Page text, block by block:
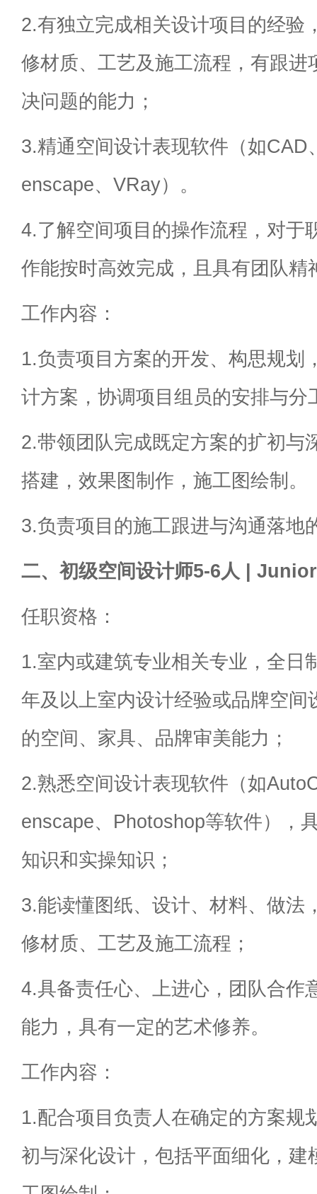
2.有独立完成相关设计项目的经验
修材质、工艺及施工流程，有跟进
决问题的能力；
3.精通空间设计表现软件（如CAD
enscape、VRay）。
4.了解空间项目的操作流程，对于
作能按时高效完成，且具有团队精
工作内容：
1.负责项目方案的开发、构思规划
计方案，协调项目组员的安排与分
2.带领团队完成既定方案的扩初与
搭建，效果图制作，施工图绘制。
3.负责项目的施工跟进与沟通落地
二、初级空间设计师5-6人 |
任职资格：
1.室内或建筑专业相关专业，全日
年及以上室内设计经验或品牌空间
的空间、家具、品牌审美能力；
2.熟悉空间设计表现软件（如
enscape、Photoshop等软件），
知识和实操知识；
3.能读懂图纸、设计、材料、做法
修材质、工艺及施工流程；
4.具备责任心、上进心，团队合作
能力，具有一定的艺术修养。
工作内容：
1.配合项目负责人在确定的方案规
初与深化设计，包括平面细化，建